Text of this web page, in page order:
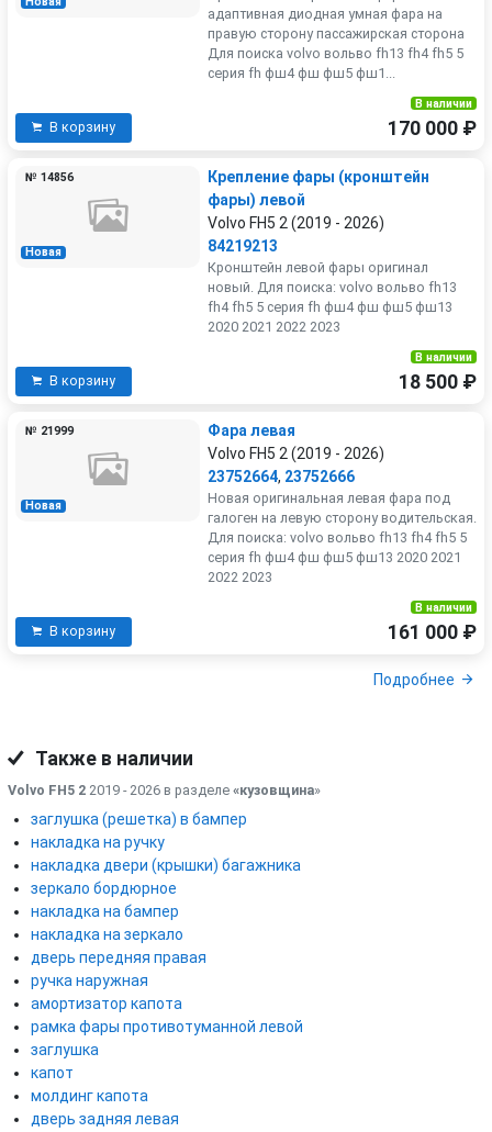
адаптивная диодная умная фара на
правую сторону пассажирская сторона
Для поиска volvo вольво fh13 fh4 fh5 5
серия fh фш4 фш фш5 фш1...
В корзину
В наличии
170 000 ₽
Новая
№ 14856
Крепление фары (кронштейн
фары) левой
Volvo FH5 2 (2019 - 2026)
84219213
Кронштейн левой фары оригинал
новый. Для поиска: volvo вольво fh13
fh4 fh5 5 серия fh фш4 фш фш5 фш13
2020 2021 2022 2023
В корзину
В наличии
18 500 ₽
Новая
№ 21999
Фара левая
Volvo FH5 2 (2019 - 2026)
23752664, 23752666
Новая оригинальная левая фара под
галоген на левую сторону водительская.
Для поиска: volvo вольво fh13 fh4 fh5 5
серия fh фш4 фш фш5 фш13 2020 2021
2022 2023
В корзину
В наличии
161 000 ₽
Подробнее
Также в наличии
Volvo FH5 2 2019 - 2026 в разделе «кузовщина»
заглушка (решетка) в бампер
накладка на ручку
накладка двери (крышки) багажника
зеркало бордюрное
накладка на бампер
накладка на зеркало
дверь передняя правая
ручка наружная
амортизатор капота
рамка фары противотуманной левой
заглушка
капот
молдинг капота
дверь задняя левая